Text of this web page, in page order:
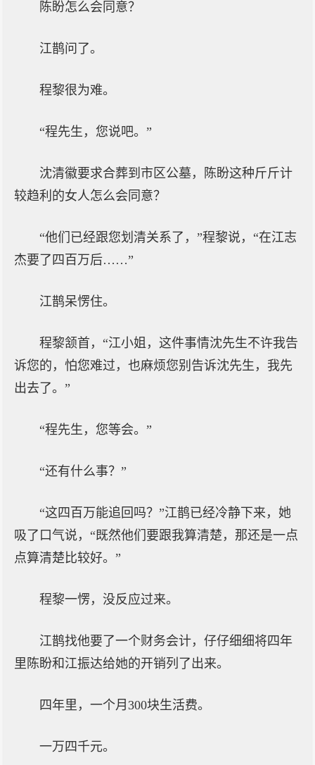
陈盼怎么会同意？
江鹊问了。
程黎很为难。
“程先生，您说吧。”
沈清徽要求合葬到市区公墓，陈盼这种斤斤计
较趋利的女人怎么会同意？
“他们已经跟您划清关系了，”程黎说，“在江志
杰要了四百万后……”
江鹊呆愣住。
程黎颔首，“江小姐，这件事情沈先生不许我告
诉您的，怕您难过，也麻烦您别告诉沈先生，我先
出去了。”
“程先生，您等会。”
“还有什么事？”
“这四百万能追回吗？”江鹊已经冷静下来，她
吸了口气说，“既然他们要跟我算清楚，那还是一点
点算清楚比较好。”
程黎一愣，没反应过来。
江鹊找他要了一个财务会计，仔仔细细将四年
里陈盼和江振达给她的开销列了出来。
四年里，一个月300块生活费。
一万四千元。